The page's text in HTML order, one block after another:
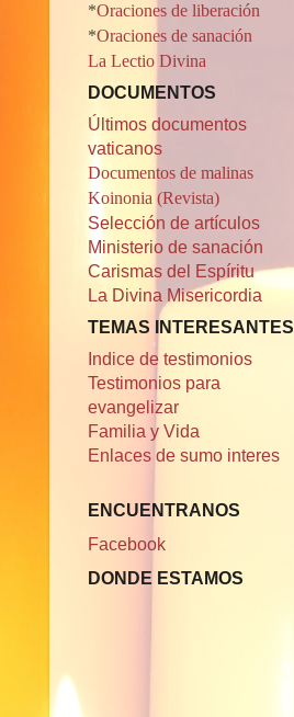
*Oraciones de liberación
*Oraciones de sanación
La Lectio Divina
DOCUMENTOS
Últimos documentos
vaticanos
Documentos de malinas
Koinonia (Revista)
Selección de artículos
Ministerio de sanación
Carismas del Espíritu
La Divina Misericordia
TEMAS INTERESANTES
Indice de testimonios
Testimonios para
evangelizar
Familia y Vida
Enlaces de sumo interes
ENCUENTRANOS
Facebook
DONDE ESTAMOS